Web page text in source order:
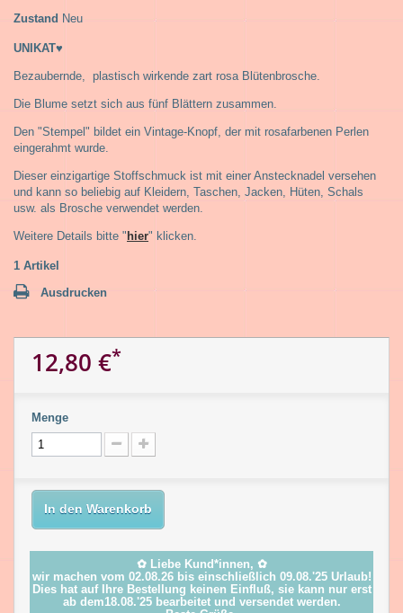
Zustand Neu
UNIKAT♥
Bezaubernde, plastisch wirkende zart rosa Blütenbrosche.
Die Blume setzt sich aus fünf Blättern zusammen.
Den "Stempel" bildet ein Vintage-Knopf, der mit rosafarbenen Perlen
eingerahmt wurde.
Dieser einzigartige Stoffschmuck ist mit einer Anstecknadel versehen
und kann so beliebig auf Kleidern, Taschen, Jacken, Hüten, Schals
usw. als Brosche verwendet werden.
Weitere Details bitte "hier" klicken.
1 Artikel
Ausdrucken
12,80 €*
Menge
In den Warenkorb
✿ Liebe Kund*innen, ✿
wir machen vom 02.08.26 bis einschließlich 09.08.'25 Urlaub!
Dies hat auf Ihre Bestellung keinen Einfluß, sie kann nur erst
ab dem18.08.'25 bearbeitet und versendet werden.